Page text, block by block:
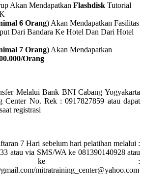
Akan Mendapatkan Flashdisk Tutorial
6 Orang) Akan Mendapatkan Fasilitas
Dari Bandara Ke Hotel Dan Dari Hotel
7 Orang) Akan Mendapatkan
Orang
Melalui Bank BNI Cabang Yogyakarta
No. Rek : 0917827859 atau dapat
registrasi
7 Hari sebelum hari pelatihan melalui :
atau via SMS/WA ke 081390140928 atau
ke :
mitratraining_center@yahoo.com